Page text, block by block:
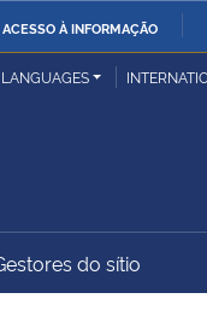
ACESSO À INFORMAÇÃO
das Relações
Geral da
LANGUAGES
do sítio